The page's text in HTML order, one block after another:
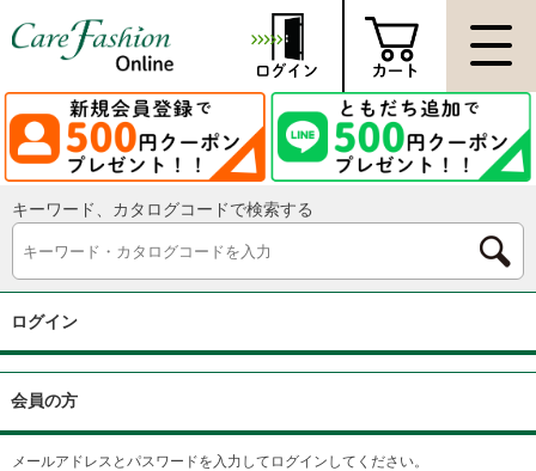
キーワード、カタログコードで検索する
ログイン
会員の方
メールアドレスとパスワードを入力してログインしてください。